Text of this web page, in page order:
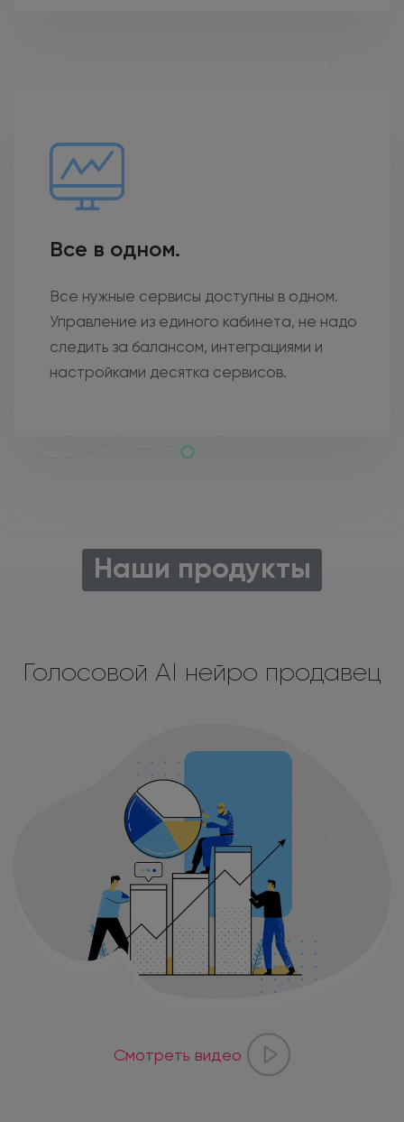
Все в одном.
Все нужные сервисы доступны в одном.
Управление из единого кабинета, не надо
следить за балансом, интеграциями и
настройками десятка сервисов.
Наши продукты
Голосовой AI нейро продавец
Смотреть видео